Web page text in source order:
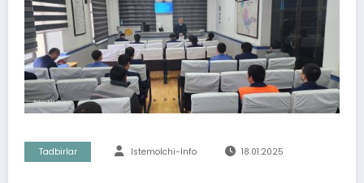
Tadbirlar Istemolchi-Info 18.01.2025